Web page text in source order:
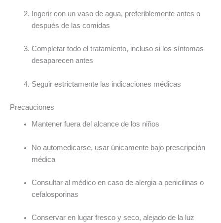
Ingerir con un vaso de agua, preferiblemente antes o
después de las comidas
Completar todo el tratamiento, incluso si los síntomas
desaparecen antes
Seguir estrictamente las indicaciones médicas
Precauciones
Mantener fuera del alcance de los niños
No automedicarse, usar únicamente bajo prescripción
médica
Consultar al médico en caso de alergia a penicilinas o
cefalosporinas
Conservar en lugar fresco y seco, alejado de la luz